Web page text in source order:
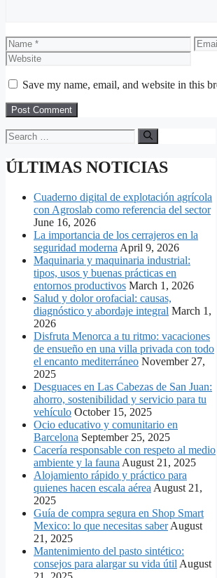
Name
Save my name, email, and website in this
Search
for:
ÚLTIMAS NOTICIAS
Cuaderno digital de explotación agrícola
con Agroslab como referencia del sector
June 16, 2026
La importancia de los cerrajeros en la
seguridad moderna April 9, 2026
Maquinaria y maquinaria industrial:
tipos, usos y buenas prácticas en
entornos productivos March 1, 2026
Salud y dolor orofacial: causas,
diagnóstico y abordaje integral March 1,
2026
Disfruta Menorca a tu ritmo: vacaciones
de ensueño en una villa privada con todo
el encanto mediterráneo November 27,
2025
Desguaces en Las Cabezas de San Juan:
ahorro, sostenibilidad y servicio para tu
vehículo October 15, 2025
Ocio educativo y comunitario en
Barcelona September 25, 2025
Cacería responsable con respeto al medio
ambiente y la fauna August 21, 2025
Alojamiento rápido y práctico para
quienes hacen escala aérea August 21,
2025
Guía de compra segura en Shop Smart
Mexico: lo que necesitas saber August
21, 2025
Mantenimiento del pasto sintético:
consejos para alargar su vida útil August